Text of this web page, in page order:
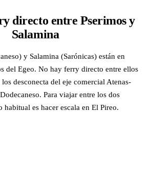
directo entre Pserimos y
Salamina
y Salamina (Sarónicas) están en
del Egeo. No hay ferry directo entre ellos
desconecta del eje comercial Atenas-
Para viajar entre los dos
habitual es hacer escala en El Pireo.